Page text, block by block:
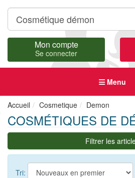
Mon compte
Se connecter
Menu
Accueil Cosmetique Demon
COSMÉTIQUES DE
Filtrer les
Tri: